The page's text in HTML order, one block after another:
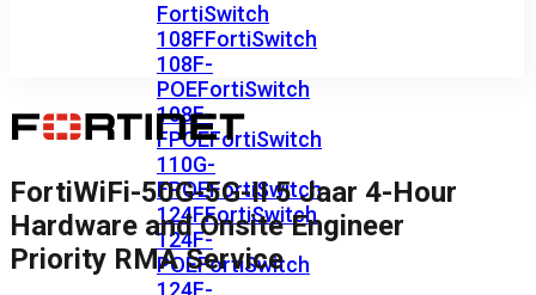
FortiSwitch
108FFortiSwitch
108F-
POEFortiSwitch
108F-
FPOEFortiSwitch
110G-
FPOEFortiSwitch
124FFortiSwitch
124F-
POEFortiSwitch
124F-
FortiWiFi-50G-5G-II 5 Jaar 4-Hour
Hardware and Onsite Engineer
Priority RMA Service